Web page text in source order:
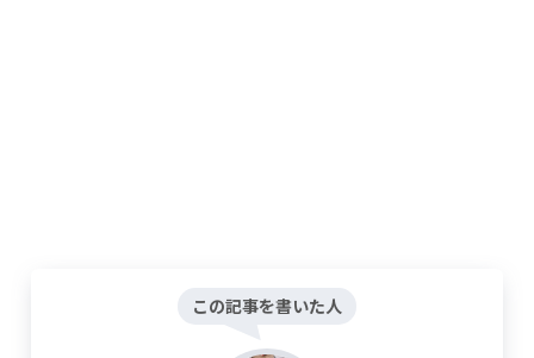
この記事を書いた人